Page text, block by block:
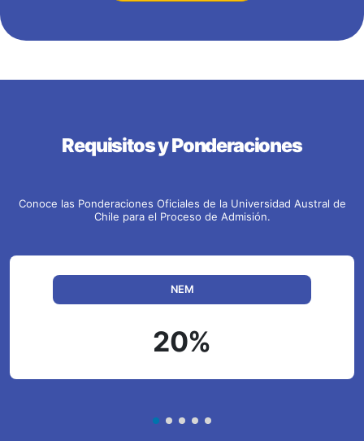
Requisitos y Ponderaciones
Conoce las Ponderaciones Oficiales de la Universidad Austral de
Chile para el Proceso de Admisión.
NEM
20%